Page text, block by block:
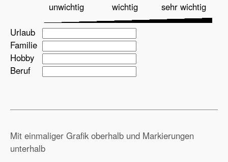
unwichtig wichtig sehr wichtig
Urlaub
Familie
Hobby
Beruf
Mit einmaliger Grafik oberhalb und Markierungen
unterhalb